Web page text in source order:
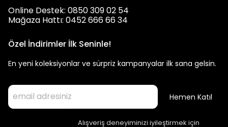
Alışveriş deneyiminizi iyileştirmek için
Online Destek: 0850 309 02 54
Mağaza Hattı: 0452 666 66 34
Özel İndirimler İlk Seninle!
En yeni koleksiyonlar ve sürpriz kampanyalar ilk sana gelsin.
Hemen Katıl